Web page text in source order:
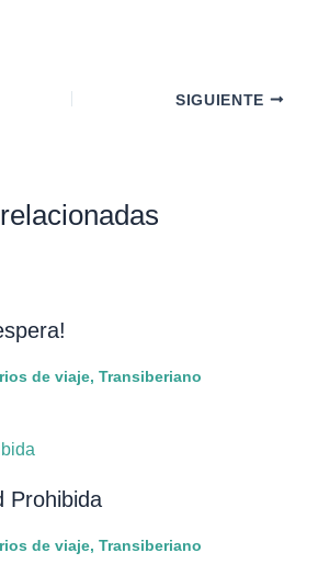
SIGUIENTE
de viaje, Transiberiano
Prohibida
de viaje, Transiberiano